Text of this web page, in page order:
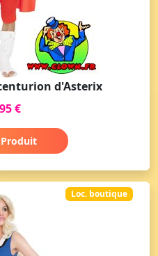
d'Asterix
€
Loc. boutique